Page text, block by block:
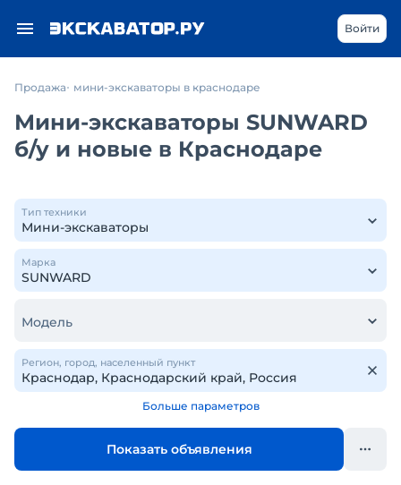
Войти
Продажа мини-экскаваторы в краснодаре
Мини-экскаваторы SUNWARD
б/у и новые в Краснодаре
Тип техники
Марка
Модель
Регион, город, населенный пункт
Больше параметров
Показать объявления